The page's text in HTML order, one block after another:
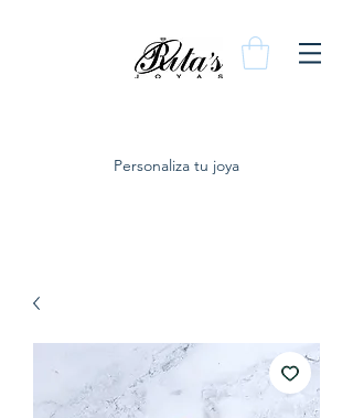
Personaliza tu joya